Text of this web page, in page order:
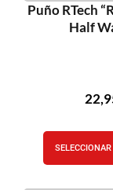
Puño RTech
Half